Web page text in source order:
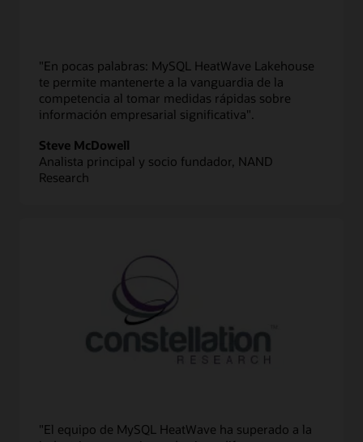
"En pocas palabras: MySQL HeatWave Lakehouse
te permite mantenerte a la vanguardia de la
competencia al tomar medidas rápidas sobre
información empresarial significativa".
Steve McDowell
Analista principal y socio fundador, NAND
Research
"El equipo de MySQL HeatWave ha superado a la